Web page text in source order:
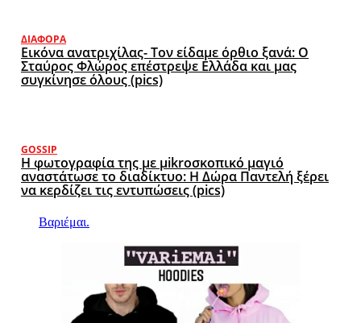
ΔΙΆΦΟΡΑ
Εικόνα ανατριχίλας- Τον είδαμε όρθιο ξανά: Ο
Σταύρος Φλώρος επέστρεψε Ελλάδα και μας
συγκίνησε όλους (pics)
GOSSIP
Η φωτογραφία της με μikroσκοπικό μαγιό
αναστάτωσε το διαδίκτυο: Η Δώρα Παντελή ξέρει
να κερδίζει τις εντυπώσεις (pics)
Βαριέμαι.